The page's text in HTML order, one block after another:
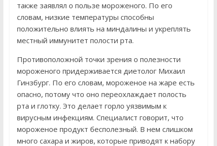
также заявлял о пользе мороженого. По его
словам, низкие температуры способны
положительно влиять на миндалины и укреплять
местный иммунитет полости рта.
Противоположной точки зрения о полезности
мороженого придерживается диетолог Михаил
Гинзбург. По его словам, мороженое на жаре есть
опасно, потому что оно переохлаждает полость
рта и глотку. Это делает горло уязвимым к
вирусным инфекциям. Специалист говорит, что
мороженое продукт бесполезный. В нем слишком
много сахара и жиров, которые приводят к набору